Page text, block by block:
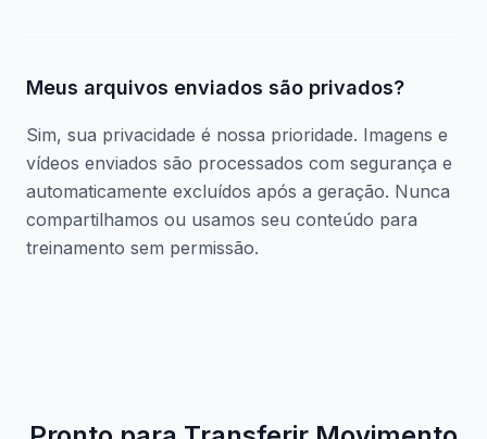
Meus arquivos enviados são privados?
Sim, sua privacidade é nossa prioridade. Imagens e
vídeos enviados são processados com segurança e
automaticamente excluídos após a geração. Nunca
compartilhamos ou usamos seu conteúdo para
treinamento sem permissão.